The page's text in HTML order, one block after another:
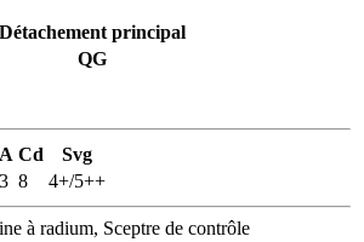
Détachement principal
QG
A Cd
Svg
3 8 4+/5++
à radium, Sceptre de contrôle